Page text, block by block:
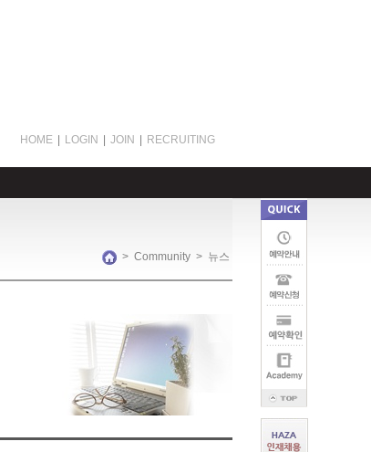
HOME LOGIN JOIN RECRUITING
> Community > 뉴스